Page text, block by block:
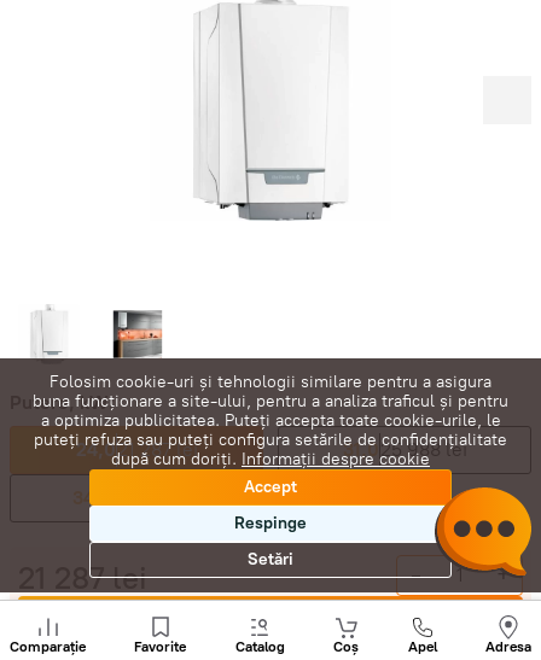
Putere, kW:
24,021 287 lei 31,0 25 988 lei
34,0
21 287lei - +
Cumpără acum
Comparație Favorite Catalog Coș Apel Adresa
Sunați
+
Folosim cookie-uri și tehnologii similare pentru a asigura
buna funcționare a site-ului, pentru a analiza traficul și pentru
a optimiza publicitatea. Puteți accepta toate cookie-urile, le
puteți refuza sau puteți configura setările de confidențialitate
după cum doriți. Informații despre cookie
Accept
Respinge
Setări